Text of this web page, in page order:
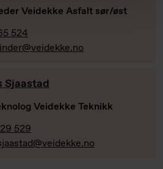
Veidekke Asfalt sør/øst
524
Sjaastad
Veidekke Teknikk
529